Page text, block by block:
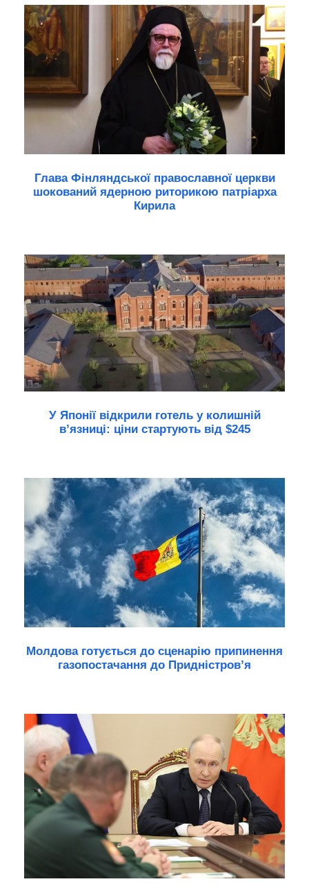
Глава Фінляндської православної церкви
шокований ядерною риторикою патріарха
Кирила
У Японії відкрили готель у колишній
в’язниці: ціни стартують від $245
Молдова готується до сценарію припинення
газопостачання до Придністров’я